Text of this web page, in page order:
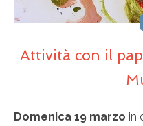
Attività con il
Domenica 19 marzo in